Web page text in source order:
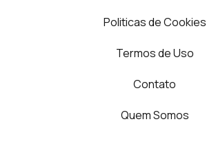
Politicas de Cookies
Termos de Uso
Contato
Quem Somos